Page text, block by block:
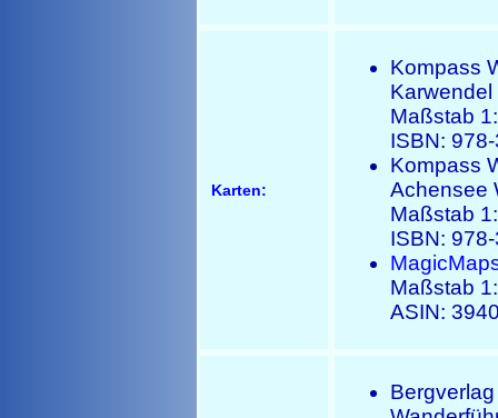
Karten:
Kompass
Maßstab
ISBN:
Kompass
Achensee
Maßstab
ISBN:
Maßstab
ASIN: